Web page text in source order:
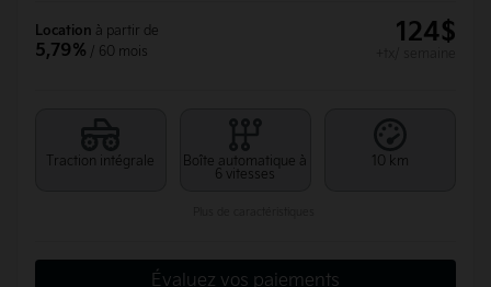
Location à partir de
5,79% / 60 mois
124$
Traction intégrale
Boîte automatique à
6 vitesses
10 km
Évaluez vos paiements